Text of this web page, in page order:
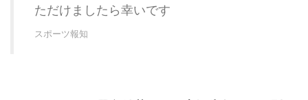
ただけましたら幸いです
スポーツ報知